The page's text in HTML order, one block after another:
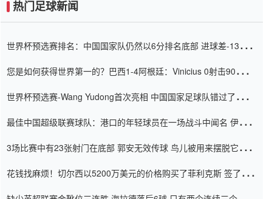
热门足球新闻
世界杯预选赛排名：中国国家队仍然以6分排名底部 进球差-13令人
您是如何获得世界第一的？巴西1-4阿根廷：Vinicius 0射击90分钟
世界杯预选赛-Wang Yudong首次亮相 中国国家足球队错过了世界
最佳中国超级联赛球队：港口的年轻球员在一场战斗中闻名 伊万放
3场比赛中有23张射门在底部 郭安无效传球 鸟儿被用来摆脱它
花钱找麻烦！切尔西以5200万美元的价格购买了菲利克斯 签了7年